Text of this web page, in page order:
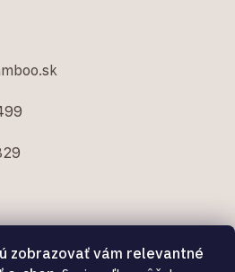
zobrazovať vám relevantné